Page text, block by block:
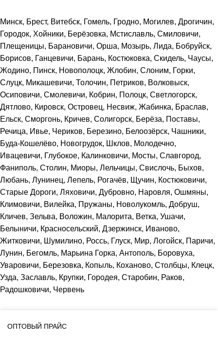
Минск, Брест, Витебск, Гомель, Гродно, Могилев, Дрогичин,
Городок, Хойники, Берёзовка, Мстиславль, Смиловичи,
Плещеницы, Барановичи, Орша, Мозырь, Лида, Бобруйск,
Борисов, Ганцевичи, Барань, Костюковка, Скидель, Чаусы,
Жодино, Пинск, Новополоцк, Жлобин, Слоним, Горки,
Слуцк, Микашевичи, Толочин, Петриков, Волковыск,
Осиповичи, Смолевичи, Кобрин, Полоцк, Светлогорск,
Дятлово, Кировск, Островец, Несвиж, Жабинка, Браслав,
Ельск, Сморгонь, Кричев, Солигорск, Берёза, Поставы,
Речица, Ивье, Чериков, Березино, Белоозёрск, Чашники,
Буда-Кошелёво, Новогрудок, Шклов, Молодечно,
Ивацевичи, Глубокое, Калинковичи, Мосты, Славгород,
Фаниполь, Столин, Миоры, Лельчицы, Свислочь, Быхов,
Любань, Лунинец, Лепель, Рогачёв, Щучин, Костюковичи,
Старые Дороги, Ляховичи, Дубровно, Наровля, Ошмяны,
Климовичи, Вилейка, Пружаны, Новолукомль, Добруш,
Кличев, Зельва, Воложин, Малорита, Ветка, Ушачи,
Белыничи, Красносельский, Дзержинск, Иваново,
Житковичи, Шумилино, Россь, Глуск, Мир, Логойск, Паричи,
Лунин, Бегомль, Марьина Горка, Антополь, Боровуха,
Уваровичи, Березовка, Копыль, Коханово, Столбцы, Клецк,
Узда, Заславль, Крупки, Городея, Старобин, Раков,
Радошковичи, Червень
ОПТОВЫЙ ПРАЙС